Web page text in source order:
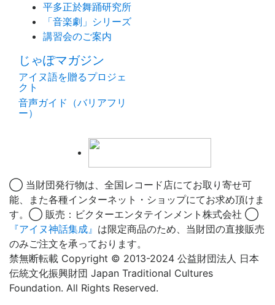
平多正於舞踊研究所
「音楽劇」シリーズ
講習会のご案内
じゃぽマガジン
アイヌ語を贈るプロジェ
クト
音声ガイド（バリアフリ
ー）
◯ 当財団発行物は、全国レコード店にてお取り寄せ可
能、また各種インターネット・ショップにてお求め頂けま
す。◯ 販売：ビクターエンタテインメント株式会社 ◯
『アイヌ神話集成』 は限定商品のため、当財団の直接販売
のみご注文を承っております。
禁無断転載 Copyright © 2013-2024 公益財団法人 日本
伝統文化振興財団 Japan Traditional Cultures
Foundation. All Rights Reserved.